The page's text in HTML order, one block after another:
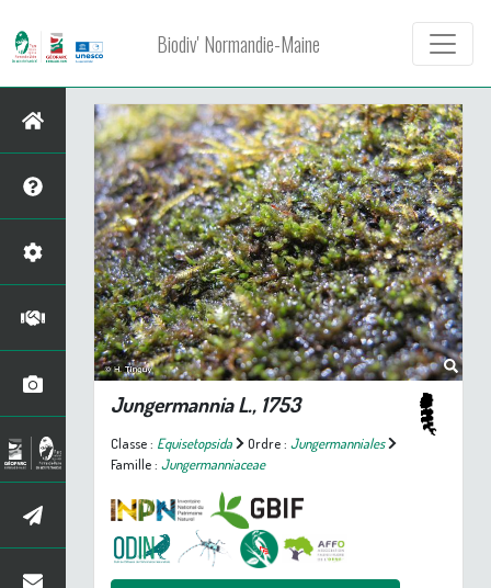
Biodiv' Normandie-Maine
JungermanniaL., 1753
Classe : Equisetopsida Ordre : Jungermanniales
Famille : Jungermanniaceae